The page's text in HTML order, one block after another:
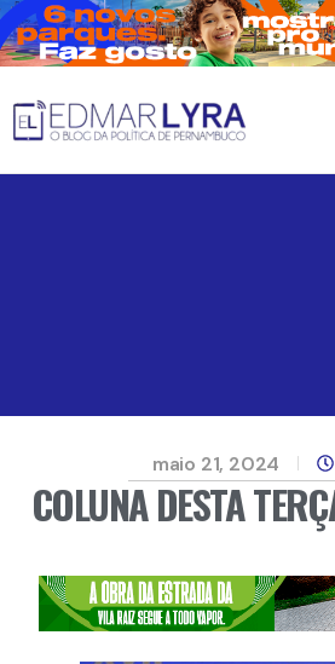
maio 21, 2024
COLUNA DESTA